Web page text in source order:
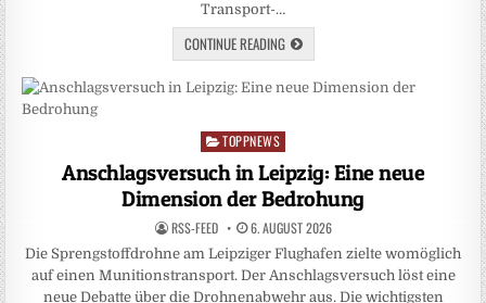
Transport-…
CONTINUE READING
Posted
TOPPNEWS
Anschlagsversuch in Leipzig: Eine neue
Dimension der Bedrohung
RSS-FEED 6. AUGUST 2026
Die Sprengstoffdrohne am Leipziger Flughafen zielte womöglich
auf einen Munitionstransport. Der Anschlagsversuch löst eine
neue Debatte über die Drohnenabwehr aus. Die wichtigsten